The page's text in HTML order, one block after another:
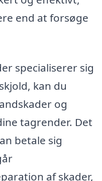
end at forsøge
specialiserer sig
kan du
og
tagrender. Det
betale sig
af skader,